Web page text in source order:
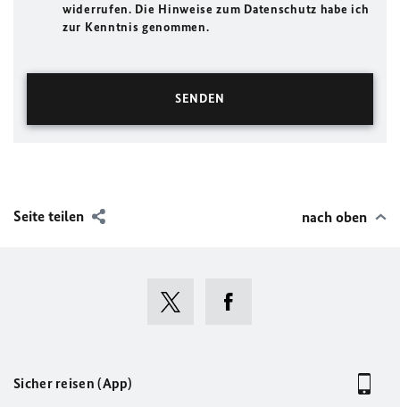
widerrufen. Die Hinweise zum Datenschutz habe ich
zur Kenntnis genommen.
Seite teilen nach oben
Sicher reisen (App)